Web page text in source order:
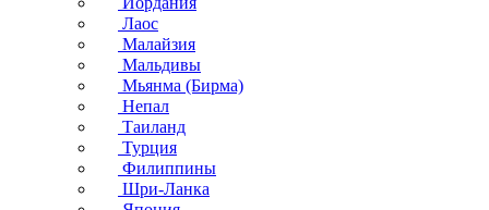
Лаос
Малайзия
Мальдивы
Мьянма (Бирма)
Непал
Таиланд
Турция
Филиппины
Шри-Ланка